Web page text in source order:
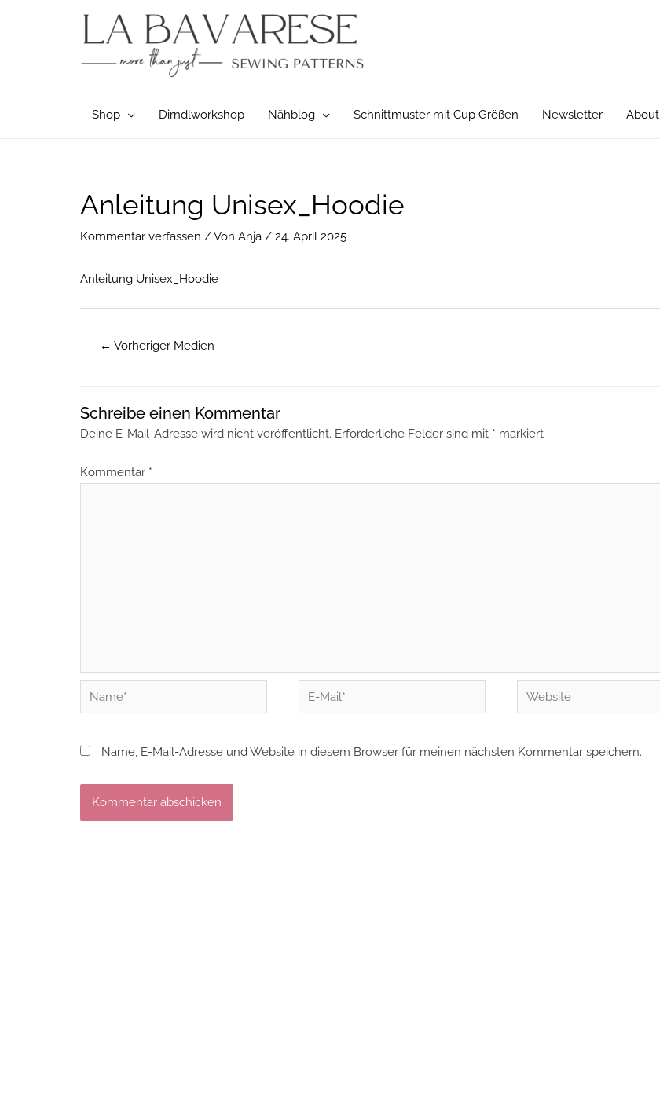
Shop Dirndlworkshop Nähblog Schnittmuster mit Cup Größen Newsletter About
Anleitung Unisex_Hoodie
Kommentar verfassen / Von Anja / 24. April 2025
Anleitung Unisex_Hoodie
Post
navigation
← Vorheriger Medien
Schreibe einen Kommentar
Deine E-Mail-Adresse wird nicht veröffentlicht. Erforderliche Felder sind mit * markiert
Kommentar *
Name*
E-
Mail*
Website
Name, E-Mail-Adresse und Website in diesem Browser für meinen nächsten Kommentar speichern.